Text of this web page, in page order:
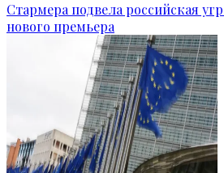
Стармера подвела российская
нового премьера